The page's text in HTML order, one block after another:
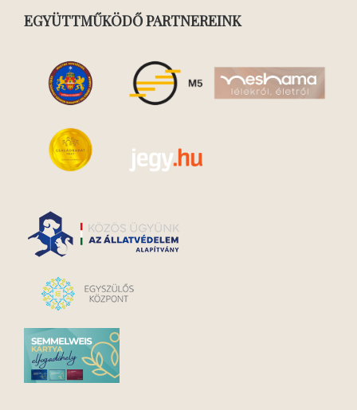
EGYÜTTMŰKÖDŐ PARTNEREINK